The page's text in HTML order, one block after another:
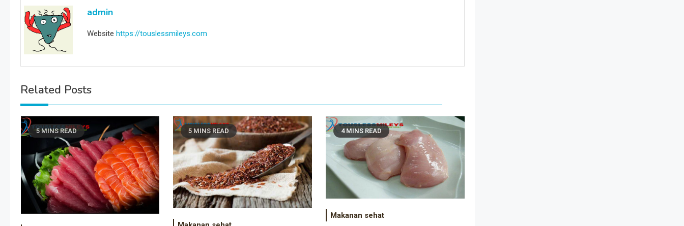
admin
Website https://touslessmileys.com
Related Posts
5 MINS READ 5 MINS READ 4 MINS READ
Makanan sehat